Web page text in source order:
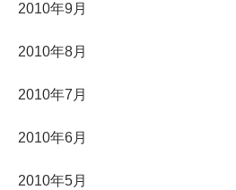
2010年9月
2010年8月
2010年7月
2010年6月
2010年5月